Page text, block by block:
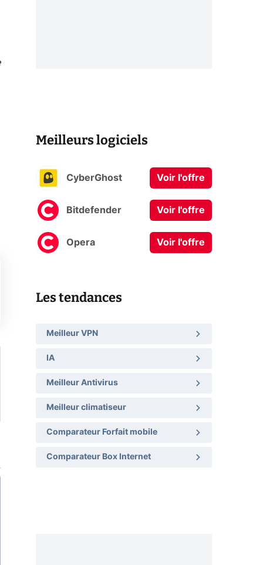
Meilleurs logiciels
CyberGhost Voir l'offre
Bitdefender Voir l'offre
Opera Voir l'offre
Les tendances
Meilleur VPN
IA
Meilleur Antivirus
Meilleur climatiseur
Comparateur Forfait mobile
Comparateur Box Internet